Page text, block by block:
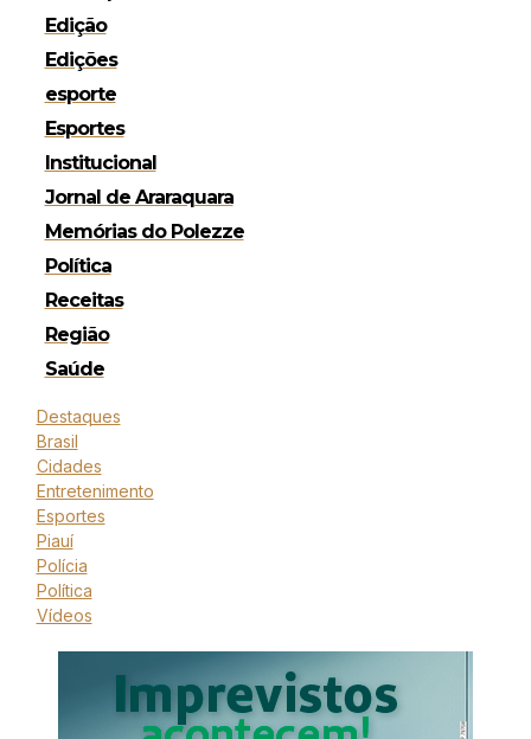
Edição
Edições
esporte
Esportes
Institucional
Jornal de Araraquara
Memórias do Polezze
Política
Receitas
Região
Saúde
Destaques
Brasil
Cidades
Entretenimento
Esportes
Piauí
Polícia
Política
Vídeos